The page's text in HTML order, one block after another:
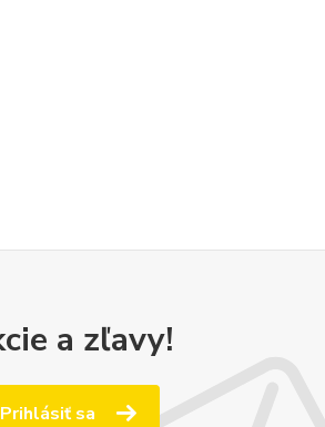
a zľavy!
Prihlásiť sa